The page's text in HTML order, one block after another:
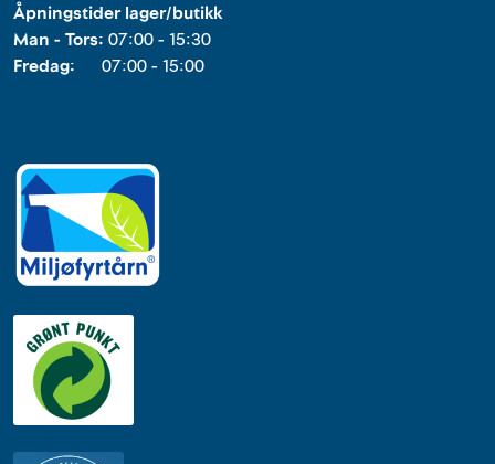
Åpningstider lager/butikk
Man - Tors: 07:00 - 15:30
Fredag: 07:00 - 15:00